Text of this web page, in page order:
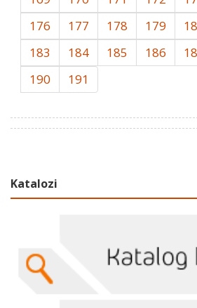
176
177 178 179
183
184 185 186
190
191
Katalozi